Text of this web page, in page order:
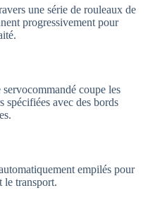
une série de rouleaux de
progressivement pour
coupe les
spécifiées avec des bords
empilés pour
le transport.